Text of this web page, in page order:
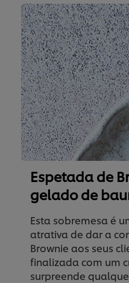
Espetada de
gelado de
Esta sobremesa é
atrativa de dar a
Brownie aos seus
finalizada com um
surpreende